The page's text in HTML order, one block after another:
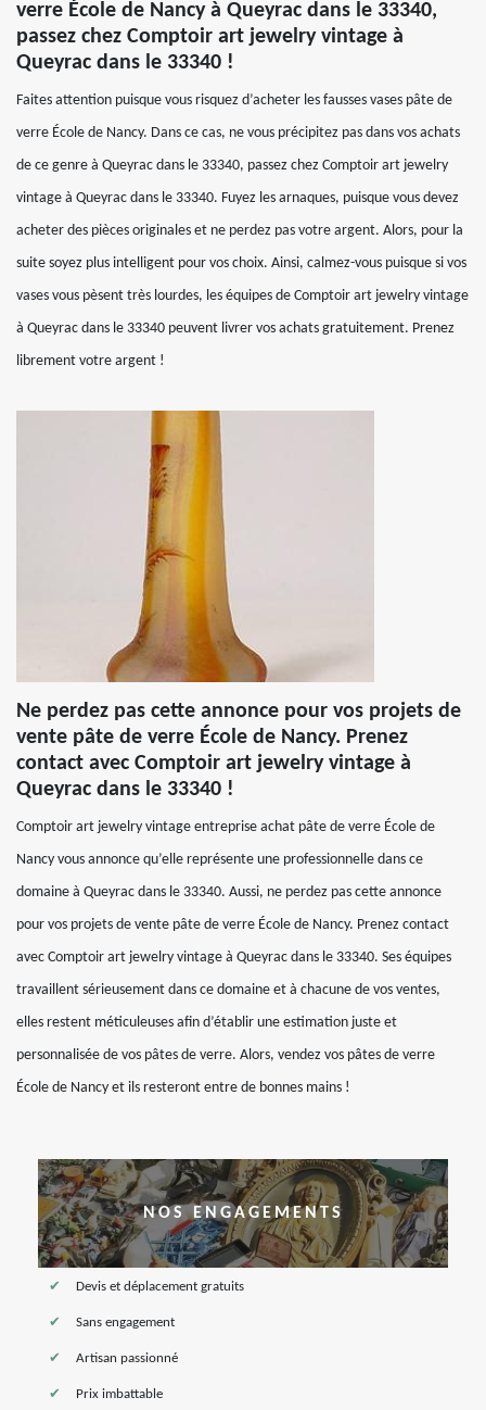
verre École de Nancy à Queyrac dans le 33340,
passez chez Comptoir art jewelry vintage à
Queyrac dans le 33340 !
Faites attention puisque vous risquez d’acheter les fausses vases pâte de
verre École de Nancy. Dans ce cas, ne vous précipitez pas dans vos achats
de ce genre à Queyrac dans le 33340, passez chez Comptoir art jewelry
vintage à Queyrac dans le 33340. Fuyez les arnaques, puisque vous devez
acheter des pièces originales et ne perdez pas votre argent. Alors, pour la
suite soyez plus intelligent pour vos choix. Ainsi, calmez-vous puisque si vos
vases vous pèsent très lourdes, les équipes de Comptoir art jewelry vintage
à Queyrac dans le 33340 peuvent livrer vos achats gratuitement. Prenez
librement votre argent !
Ne perdez pas cette annonce pour vos projets de
vente pâte de verre École de Nancy. Prenez
contact avec Comptoir art jewelry vintage à
Queyrac dans le 33340 !
Comptoir art jewelry vintage entreprise achat pâte de verre École de
Nancy vous annonce qu’elle représente une professionnelle dans ce
domaine à Queyrac dans le 33340. Aussi, ne perdez pas cette annonce
pour vos projets de vente pâte de verre École de Nancy. Prenez contact
avec Comptoir art jewelry vintage à Queyrac dans le 33340. Ses équipes
travaillent sérieusement dans ce domaine et à chacune de vos ventes,
elles restent méticuleuses afin d’établir une estimation juste et
personnalisée de vos pâtes de verre. Alors, vendez vos pâtes de verre
École de Nancy et ils resteront entre de bonnes mains !
NOS ENGAGEMENTS
Devis et déplacement gratuits
Sans engagement
Artisan passionné
Prix imbattable